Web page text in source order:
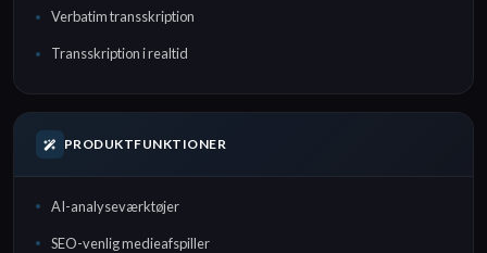
Verbatim transskription
Transskription i realtid
PRODUKTFUNKTIONER
AI-analyseværktøjer
SEO-venlig medieafspiller